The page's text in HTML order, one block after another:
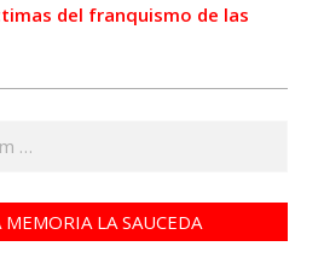
del franquismo de las
MEMORIA LA SAUCEDA